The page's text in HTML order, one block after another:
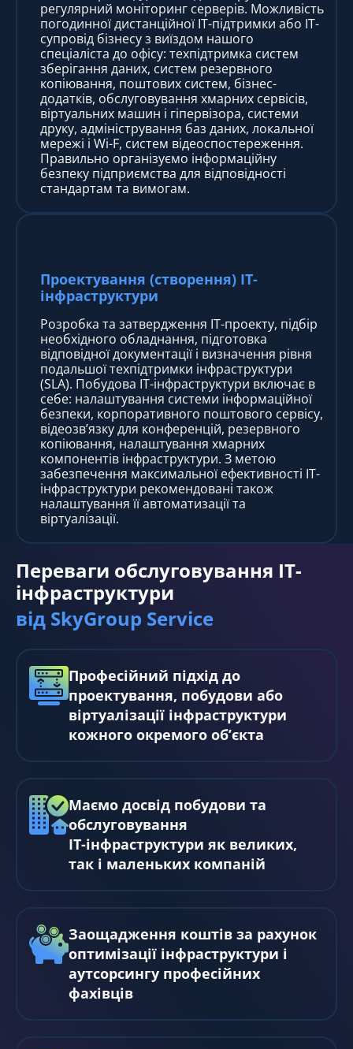
регулярний моніторинг серверів. Можливість
погодинної дистанційної IT-підтримки або IT-
супровід бізнесу з виїздом нашого
спеціаліста до офісу: техпідтримка систем
зберігання даних, систем резервного
копіювання, поштових систем, бізнес-
додатків, обслуговування хмарних сервісів,
віртуальних машин і гіпервізора, системи
друку, адміністрування баз даних, локальної
мережі і Wi-F, систем відеоспостереження.
Правильно організуємо інформаційну
безпеку підприємства для відповідності
стандартам та вимогам.
Проектування (створення) IT-
інфраструктури
Розробка та затвердження IT-проекту, підбір
необхідного обладнання, підготовка
відповідної документації і визначення рівня
подальшої техпідтримки інфраструктури
(SLA). Побудова IT-інфраструктури включає в
себе: налаштування системи інформаційної
безпеки, корпоративного поштового сервісу,
відеозв’язку для конференцій, резервного
копіювання, налаштування хмарних
компонентів інфраструктури. З метою
забезпечення максимальної ефективності IT-
інфраструктури рекомендовані також
налаштування її автоматизації та
віртуалізації.
Переваги обслуговування IT-
інфраструктури
від SkyGroup Service
Професійний підхід до
проектування, побудови або
віртуалізації інфраструктури
кожного окремого об’єкта
Маємо досвід побудови та
обслуговування
IT-інфраструктури як великих,
так і маленьких компаній
Заощадження коштів за рахунок
оптимізації інфраструктури і
аутсорсингу професійних
фахівців